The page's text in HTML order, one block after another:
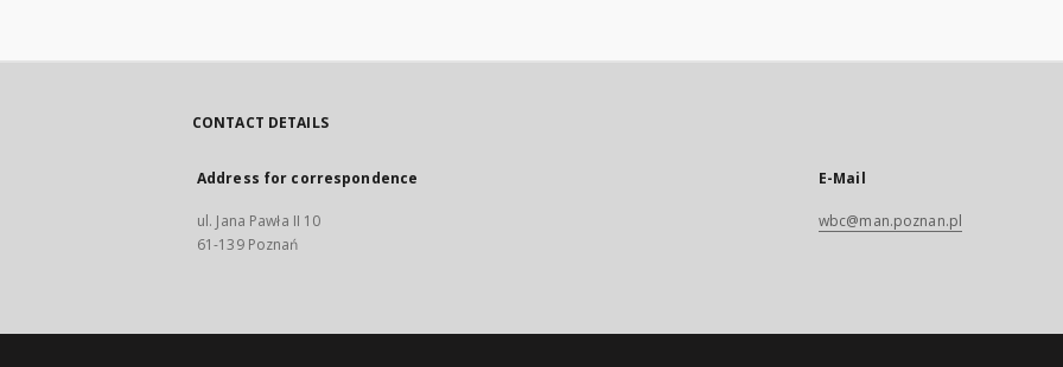
CONTACT DETAILS
Address for correspondence
ul. Jana Pawła II 10
61-139 Poznań
E-Mail
wbc@man.poznan.pl